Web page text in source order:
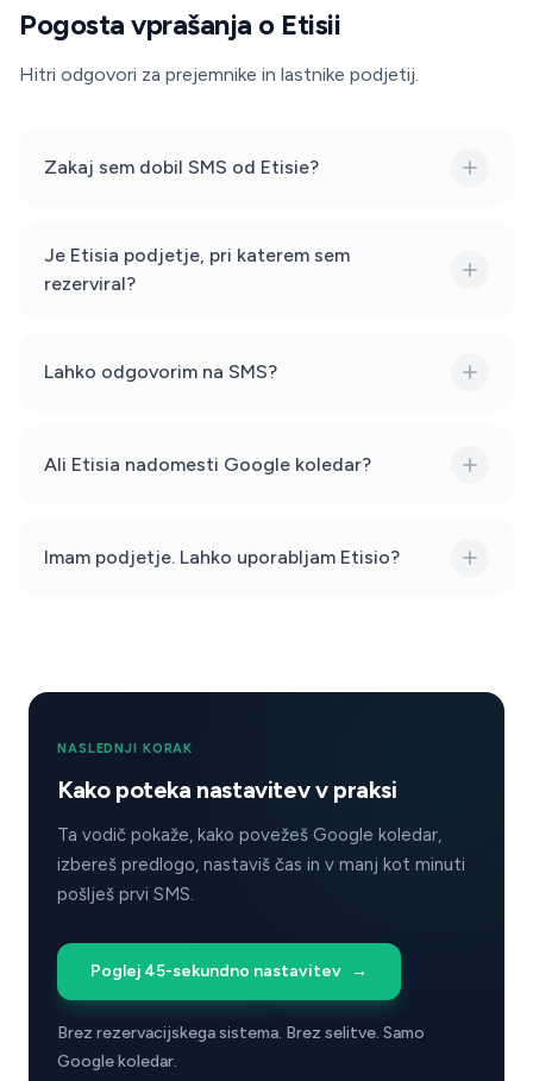
Pogosta vprašanja o Etisii
Hitri odgovori za prejemnike in lastnike podjetij.
Zakaj sem dobil SMS od Etisie?
Je Etisia podjetje, pri katerem sem
rezerviral?
Lahko odgovorim na SMS?
Ali Etisia nadomesti Google koledar?
Imam podjetje. Lahko uporabljam Etisio?
NASLEDNJI KORAK
Kako poteka nastavitev v praksi
Ta vodič pokaže, kako povežeš Google koledar,
izbereš predlogo, nastaviš čas in v manj kot minuti
pošlješ prvi SMS.
Poglej 45-sekundno nastavitev →
Brez rezervacijskega sistema. Brez selitve. Samo
Google koledar.